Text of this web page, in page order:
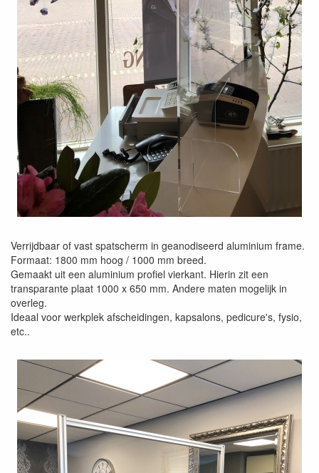
Verrijdbaar of vast spatscherm in geanodiseerd aluminium frame.
Formaat: 1800 mm hoog / 1000 mm breed.
Gemaakt uit een aluminium profiel vierkant. Hierin zit een
transparante plaat 1000 x 650 mm. Andere maten mogelijk in
overleg.
Ideaal voor werkplek afscheidingen, kapsalons, pedicure's, fysio,
etc..